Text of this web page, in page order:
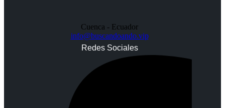
Cuenca - Ecuador
info@buscandoando.vip
Redes Sociales